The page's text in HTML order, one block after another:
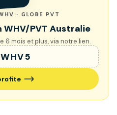
· GLOBE PVT
WHV/PVT Australie
6 mois et plus, via notre lien.
WHV5